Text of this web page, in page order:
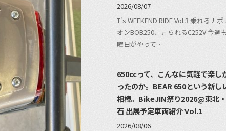
2026/08/07
T's WEEKEND RIDE Vol.3 乗れるナポ
オンBOB250、見られるC252V 今週
曜日がやって…
650ccって、こんなに気軽で楽し
ったのか。BEAR 650という新し
相棒。BikeJIN祭り2026@東北
石 出展予定車両紹介 Vol.1
2026/08/06